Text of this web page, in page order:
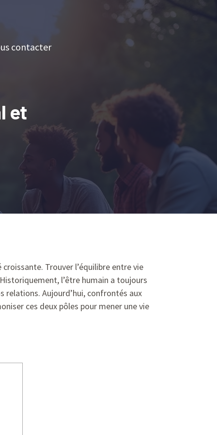
contacter
et
Trouver l’équilibre entre vie
l’être humain a toujours
Aujourd’hui, confrontés aux
ces deux pôles pour mener une vie